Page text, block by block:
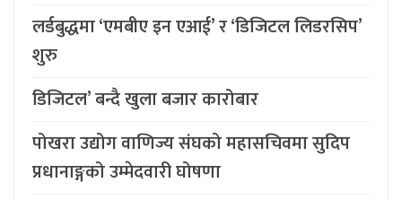
लर्डबुद्धमा ‘एमबीए इन एआई’ र ‘डिजिटल लिडरसिप’
शुरु
डिजिटल’ बन्दै खुला बजार कारोबार
पोखरा उद्योग वाणिज्य संघको महासचिवमा सुदिप
प्रधानाङ्गको उम्मेदवारी घोषणा